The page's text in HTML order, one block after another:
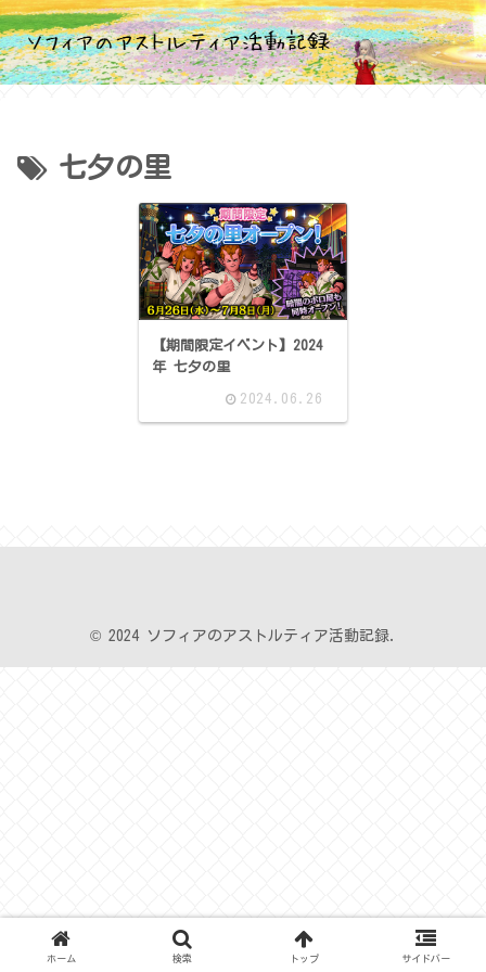
七夕の里
【期間限定イベント】2024
年 七夕の里
2024.06.26
© 2024 ソフィアのアストルティア活動記録.
ホーム 検索 トップ サイドバー